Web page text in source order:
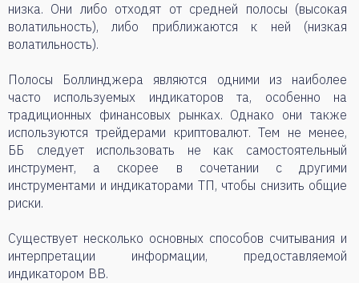
низка. Они либо отходят от средней полосы (высокая
волатильность), либо приближаются к ней (низкая
волатильность).
Полосы Боллинджера являются одними из наиболее
часто используемых индикаторов та, особенно на
традиционных финансовых рынках. Однако они также
используются трейдерами криптовалют. Тем не менее,
ББ следует использовать не как самостоятельный
инструмент, а скорее в сочетании с другими
инструментами и индикаторами ТП, чтобы снизить общие
риски.
Существует несколько основных способов считывания и
интерпретации информации, предоставляемой
индикатором BB.